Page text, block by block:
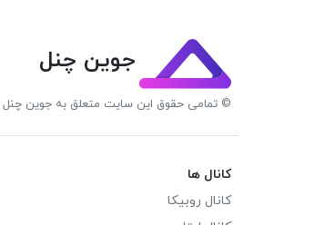
جوین چنل
© تمامی حقوق این سایت متعلق به جوین
کانال ها
کانال روبیکا